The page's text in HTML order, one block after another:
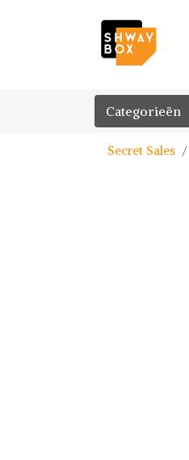
Categorieën
Secret Sales